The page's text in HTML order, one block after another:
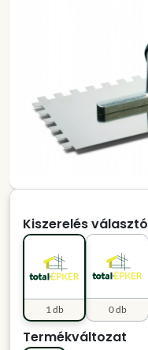
Kiszerelés választó
0 db
1 db
Termékváltozat